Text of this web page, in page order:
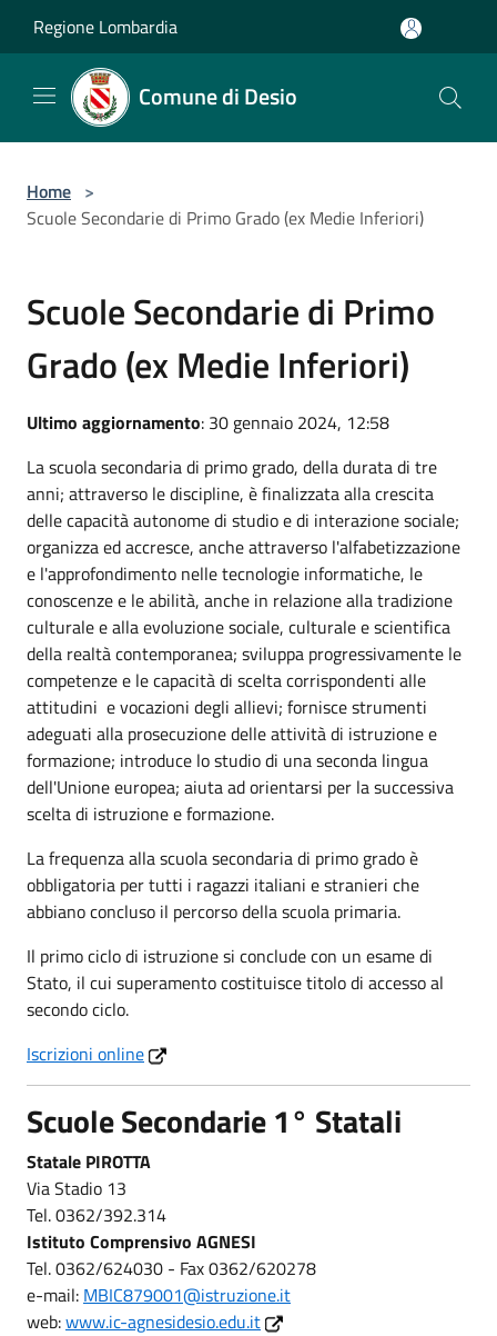
Regione Lombardia
Comune di Desio
Home >
Scuole Secondarie di Primo Grado (ex Medie Inferiori)
Scuole Secondarie di Primo
Grado (ex Medie Inferiori)
Ultimo aggiornamento: 30 gennaio 2024, 12:58
La scuola secondaria di primo grado, della durata di tre
anni; attraverso le discipline, è finalizzata alla crescita
delle capacità autonome di studio e di interazione sociale;
organizza ed accresce, anche attraverso l'alfabetizzazione
e l'approfondimento nelle tecnologie informatiche, le
conoscenze e le abilità, anche in relazione alla tradizione
culturale e alla evoluzione sociale, culturale e scientifica
della realtà contemporanea; sviluppa progressivamente le
competenze e le capacità di scelta corrispondenti alle
attitudini e vocazioni degli allievi; fornisce strumenti
adeguati alla prosecuzione delle attività di istruzione e
formazione; introduce lo studio di una seconda lingua
dell'Unione europea; aiuta ad orientarsi per la successiva
scelta di istruzione e formazione.
La frequenza alla scuola secondaria di primo grado è
obbligatoria per tutti i ragazzi italiani e stranieri che
abbiano concluso il percorso della scuola primaria.
Il primo ciclo di istruzione si conclude con un esame di
Stato, il cui superamento costituisce titolo di accesso al
secondo ciclo.
Iscrizioni online
Scuole Secondarie 1° Statali
Statale PIROTTA
Via Stadio 13
Tel. 0362/392.314
Istituto Comprensivo AGNESI
Tel. 0362/624030 - Fax 0362/620278
e-mail: MBIC879001@istruzione.it
web:www.ic-agnesidesio.edu.it